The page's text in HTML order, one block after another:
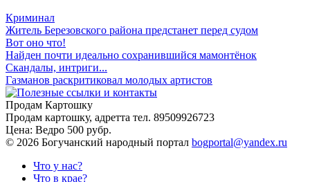
Криминал
Житель Березовского района предстанет перед судом
Вот оно что!
Найден почти идеально сохранившийся мамонтёнок
Скандалы, интриги...
Газманов раскритиковал молодых артистов
Продам Картошку
Продам картошку, адретта тел. 89509926723
Цена: Ведро 500 рубр.
© 2026 Богучанский народный портал bogportal@yandex.ru
Что у нас?
Что в крае?